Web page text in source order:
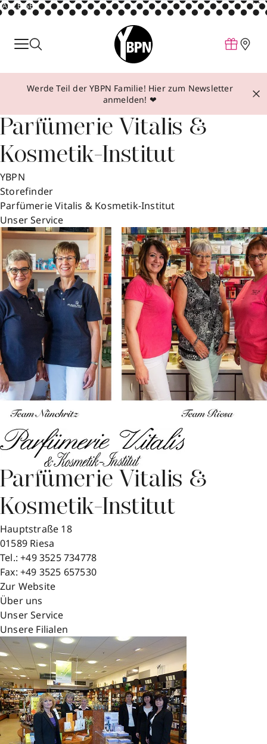
ANZEIGE
Parfum
Make-up
Behandlungen
Inspiration
Über YBPN
Aktionen
Storefinder
Werde Teil der YBPN Familie! Hier zum Newsletter
anmelden! ❤
Parfümerie Vitalis &
Kosmetik-Institut
YBPN
Storefinder
Parfümerie Vitalis & Kosmetik-Institut
Unser Service
Parfümerie Vitalis &
Kosmetik-Institut
Hauptstraße 18
01589 Riesa
Tel.:+49 3525 734778
Fax: +49 3525 657530
Zur Website
Über uns
Unser Service
Unsere Filialen